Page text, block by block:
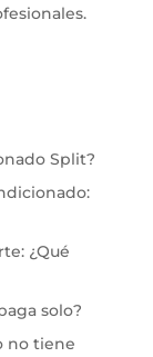
Split?
¿Qué
solo?
no tiene